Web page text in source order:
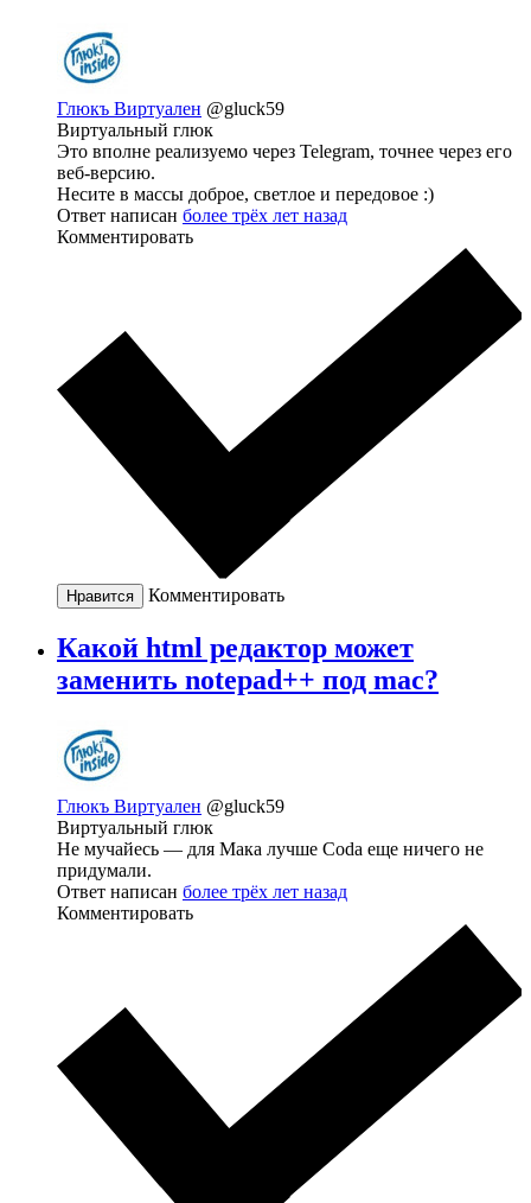
Глюкъ Виртуален @gluck59
Виртуальный глюк
Это вполне реализуемо через Telegram, точнее через его
веб-версию.
Несите в массы доброе, светлое и передовое :)
Ответ написан более трёх лет назад
Комментировать
Нравится Комментировать
Какой html редактор может
заменить notepad++ под mac?
Глюкъ Виртуален @gluck59
Виртуальный глюк
Не мучайесь — для Мака лучше Coda еще ничего не
придумали.
Ответ написан более трёх лет назад
Комментировать